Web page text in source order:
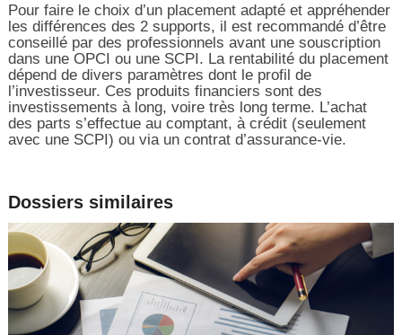
Pour faire le choix d’un placement adapté et appréhender
les différences des 2 supports, il est recommandé d’être
conseillé par des professionnels avant une souscription
dans une OPCI ou une SCPI. La rentabilité du placement
dépend de divers paramètres dont le profil de
l’investisseur. Ces produits financiers sont des
investissements à long, voire très long terme. L’achat
des parts s’effectue au comptant, à crédit (seulement
avec une SCPI) ou via un contrat d’assurance-vie.
Dossiers similaires